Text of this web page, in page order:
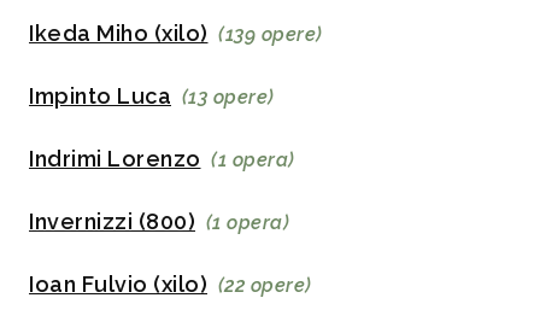
Ikeda Miho (xilo) (139 opere)
Impinto Luca (13 opere)
Indrimi Lorenzo (1 opera)
Invernizzi (800) (1 opera)
Ioan Fulvio (xilo) (22 opere)